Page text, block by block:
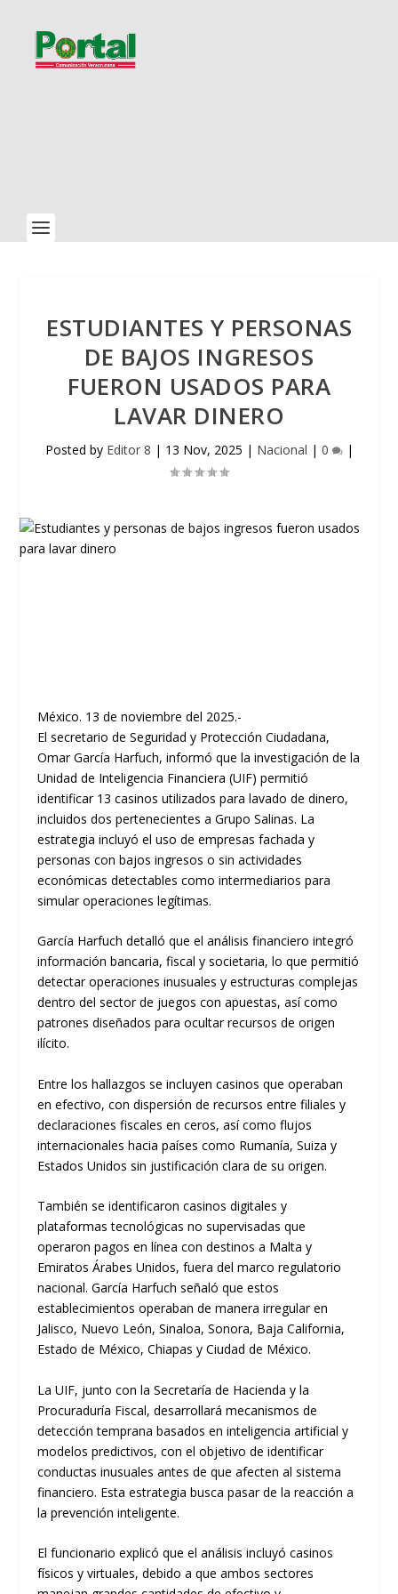
ESTUDIANTES Y PERSONAS
DE BAJOS INGRESOS
FUERON USADOS PARA
LAVAR DINERO
Posted by Editor 8 | 13 Nov, 2025 | Nacional | 0 |
México. 13 de noviembre del 2025.-
El secretario de Seguridad y Protección Ciudadana,
Omar García Harfuch, informó que la investigación de la
Unidad de Inteligencia Financiera (UIF) permitió
identificar 13 casinos utilizados para lavado de dinero,
incluidos dos pertenecientes a Grupo Salinas. La
estrategia incluyó el uso de empresas fachada y
personas con bajos ingresos o sin actividades
económicas detectables como intermediarios para
simular operaciones legítimas.
García Harfuch detalló que el análisis financiero integró
información bancaria, fiscal y societaria, lo que permitió
detectar operaciones inusuales y estructuras complejas
dentro del sector de juegos con apuestas, así como
patrones diseñados para ocultar recursos de origen
ilícito.
Entre los hallazgos se incluyen casinos que operaban
en efectivo, con dispersión de recursos entre filiales y
declaraciones fiscales en ceros, así como flujos
internacionales hacia países como Rumanía, Suiza y
Estados Unidos sin justificación clara de su origen.
También se identificaron casinos digitales y
plataformas tecnológicas no supervisadas que
operaron pagos en línea con destinos a Malta y
Emiratos Árabes Unidos, fuera del marco regulatorio
nacional. García Harfuch señaló que estos
establecimientos operaban de manera irregular en
Jalisco, Nuevo León, Sinaloa, Sonora, Baja California,
Estado de México, Chiapas y Ciudad de México.
La UIF, junto con la Secretaría de Hacienda y la
Procuraduría Fiscal, desarrollará mecanismos de
detección temprana basados en inteligencia artificial y
modelos predictivos, con el objetivo de identificar
conductas inusuales antes de que afecten al sistema
financiero. Esta estrategia busca pasar de la reacción a
la prevención inteligente.
El funcionario explicó que el análisis incluyó casinos
físicos y virtuales, debido a que ambos sectores